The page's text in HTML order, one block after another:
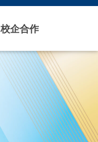
校企合作